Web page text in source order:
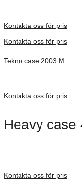
Kontakta oss för pris
Kontakta oss för pris
Tekno case 2003 M
Kontakta oss för pris
Heavy case
Kontakta oss för pris